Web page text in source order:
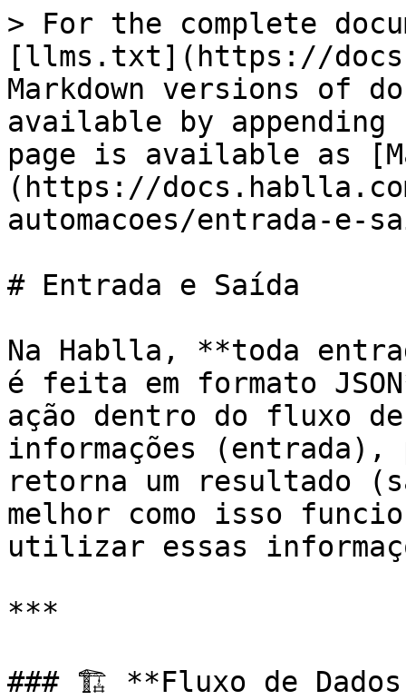
> For the complete
[llms.txt](https://
Markdown versions of
available by
page is available as
(https://
automacoes/entrada-e-
# Entrada e Saída
Na Hablla, **toda
é feita em formato
ação dentro do fluxo de
informações (entrada),
retorna um resultado
melhor como isso
utilizar essas
***
### 🏗 **Fluxo de